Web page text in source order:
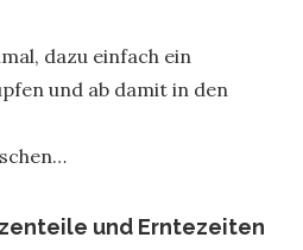
dazu einfach ein
und ab damit in den
und Erntezeiten